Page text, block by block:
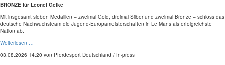
BRONZE für Leonel Gelke
Mit insgesamt sieben Medaillen – zweimal Gold, dreimal Silber und zweimal Bronze – schloss das
deutsche Nachwuchsteam die Jugend-Europameisterschaften in Le Mans als erfolgreichste
Nation ab.
Weiterlesen …
03.08.2026 14:20 von Pferdesport Deutschland / fn-press